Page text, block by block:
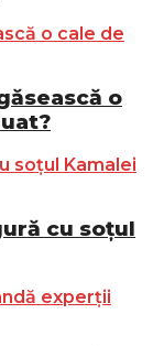
o
cu soțul